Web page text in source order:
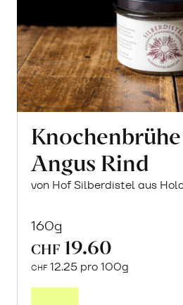
Angus Rind
von Hof Silberdistel aus
160g
CHF 19.60
CHF 12.25 pro 100g